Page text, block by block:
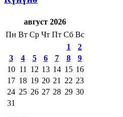
август 2026
Пн Вт Ср Чт Пт Сб Вс
1
2
3
4 5 6 7 8
9
10 11 12 13 14 15 16
17 18 19 20 21 22 23
24 25 26 27 28 29 30
31